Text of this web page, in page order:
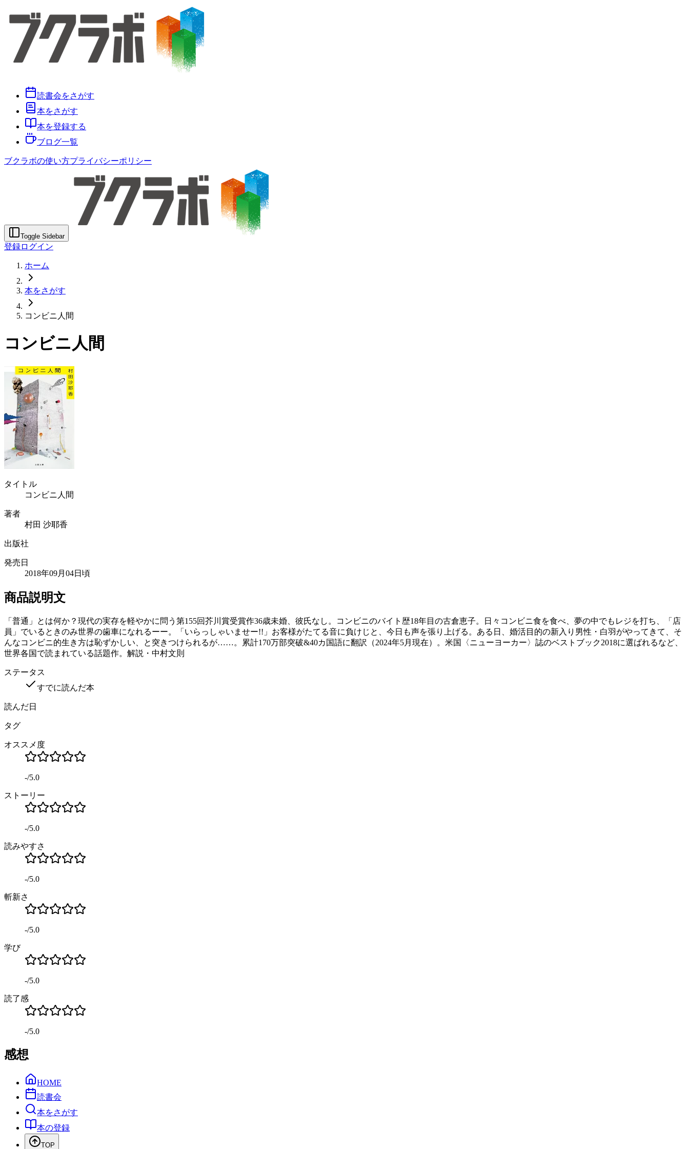
読書会をさがす
本をさがす
本を登録する
ブログ一覧
ブクラボの使い方プライバシーポリシー
Toggle Sidebar
登録ログイン
ホーム
本をさがす
コンビニ人間
コンビニ人間
タイトル
コンビニ人間
著者
村田 沙耶香
出版社
発売日
2018年09月04日頃
商品説明文
「普通」とは何か？現代の実存を軽やかに問う第155回芥川賞受賞作36歳未婚、彼氏なし。コンビニのバイト歴18年目の古倉恵子。日々コンビニ食を食べ、夢の中でもレジを打ち、「店
員」でいるときのみ世界の歯車になれるーー。「いらっしゃいませー!!」お客様がたてる音に負けじと、今日も声を張り上げる。ある日、婚活目的の新入り男性・白羽がやってきて、そ
んなコンビニ的生き方は恥ずかしい、と突きつけられるが……。累計170万部突破&40カ国語に翻訳（2024年5月現在）。米国〈ニューヨーカー〉誌のベストブック2018に選ばれるなど、
世界各国で読まれている話題作。解説・中村文則
ステータス
すでに読んだ本
読んだ日
タグ
オススメ度
-/5.0
ストーリー
-/5.0
読みやすさ
-/5.0
斬新さ
-/5.0
学び
-/5.0
読了感
-/5.0
感想
HOME
読書会
本をさがす
本の登録
TOP